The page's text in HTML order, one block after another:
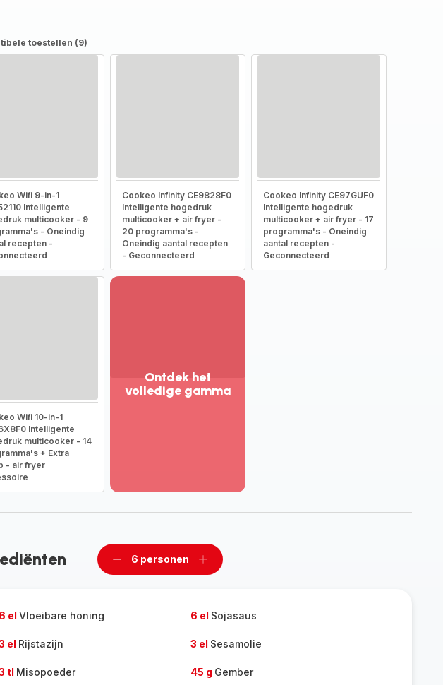
toestellen (9)
Wifi 9-in-1
Intelligente
multicooker - 9
- Oneindig
recepten -
Cookeo Infinity CE9828F0
Intelligente hogedruk
multicooker + air fryer -
20 programma's -
Oneindig aantal recepten
- Geconnecteerd
Cookeo Infinity CE97GUF0
Intelligente hogedruk
multicooker + air fryer - 17
programma's - Oneindig
aantal recepten -
Geconnecteerd
Wifi 10-in-1
Intelligente
multicooker - 14
+ Extra
- air fryer
Ontdek het
volledige gamma
gamma
Een6 personen
Een
6 el Vloeibare honing 6 el Sojasaus
el Rijstazijn 3 el Sesamolie
tl Misopoeder 45 g Gember